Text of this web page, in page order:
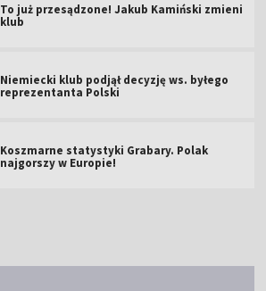
To już przesądzone! Jakub Kamiński zmieni
klub
Niemiecki klub podjął decyzję ws. byłego
reprezentanta Polski
Koszmarne statystyki Grabary. Polak
najgorszy w Europie!